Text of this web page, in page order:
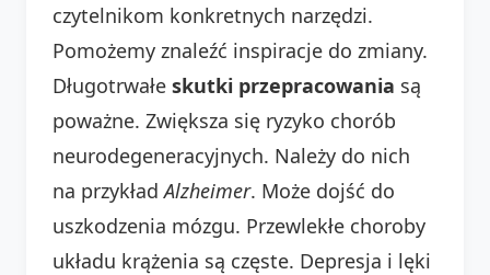
czytelnikom konkretnych narzędzi.
Pomożemy znaleźć inspiracje do zmiany.
Długotrwałe skutki przepracowania są
poważne. Zwiększa się ryzyko chorób
neurodegeneracyjnych. Należy do nich
na przykładAlzheimer. Może dojść do
uszkodzenia mózgu. Przewlekłe choroby
układu krążenia są częste. Depresja i lęki